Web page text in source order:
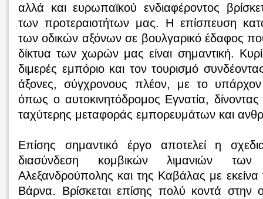
αλλά και ευρωπαϊκού ενδιαφέροντος
των προτεραιοτήτων μας. Η επίσπευση
των οδικών αξόνων σε βουλγαρικό έδαφος
δίκτυα των χωρών μας είναι σημαντική.
διμερές εμπόριο και τον τουρισμό
άξονες, σύγχρονους πλέον, με το υπάρχον
όπως ο αυτοκινητόδρομος Εγνατία, δίνοντας
ταχύτερης μεταφοράς εμπορευμάτων και
Επίσης σημαντικό έργο αποτελεί η
διασύνδεση κομβικών λιμανιών
Αλεξανδρούπολης και της Καβάλας με
Βάρνα. Βρίσκεται επίσης πολύ κοντά στην